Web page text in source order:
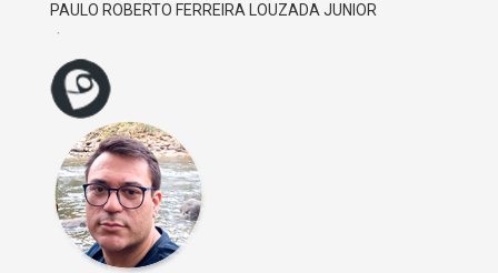
PAULO ROBERTO FERREIRA LOUZADA JUNIOR